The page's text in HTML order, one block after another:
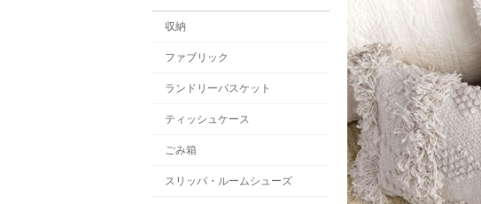
収納
ファブリック
ランドリーバスケット
ティッシュケース
ごみ箱
スリッパ・ルームシューズ